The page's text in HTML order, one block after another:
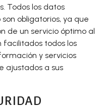
Todos los datos
obligatorios, ya que
de un servicio óptimo al
facilitados todos los
y servicios
ajustados a sus